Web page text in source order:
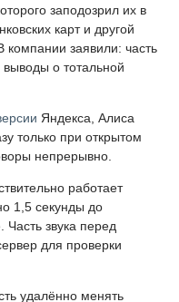
заподозрил их в
карт и другой
заявили: часть
о тотальной
Яндекса, Алиса
только при открытом
непрерывно.
работает
1,5 секунды до
Часть звука перед
для проверки
удалённо менять